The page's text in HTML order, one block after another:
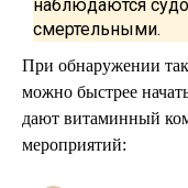
наблюдаются
смертельными.
При обнаружении
можно быстрее
дают витаминный
мероприятий: